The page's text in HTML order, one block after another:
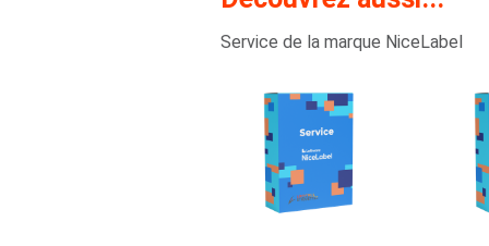
Service de la marque NiceLabel